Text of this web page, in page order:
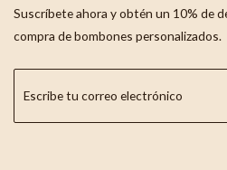
Suscríbete ahora y obtén un 10% de
compra de bombones personalizados.